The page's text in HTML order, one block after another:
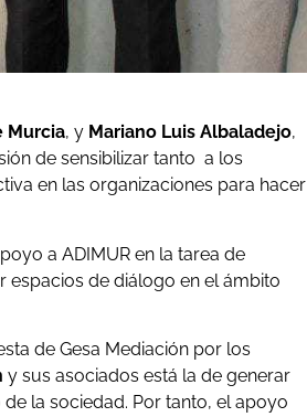
Murcia, y Mariano Luis Albaladejo,
de sensibilizar tanto a los
en las organizaciones para hacer
a ADIMUR en la tarea de
de diálogo en el ámbito
de Gesa Mediación por los
y sus asociados está la de generar
la sociedad. Por tanto, el apoyo